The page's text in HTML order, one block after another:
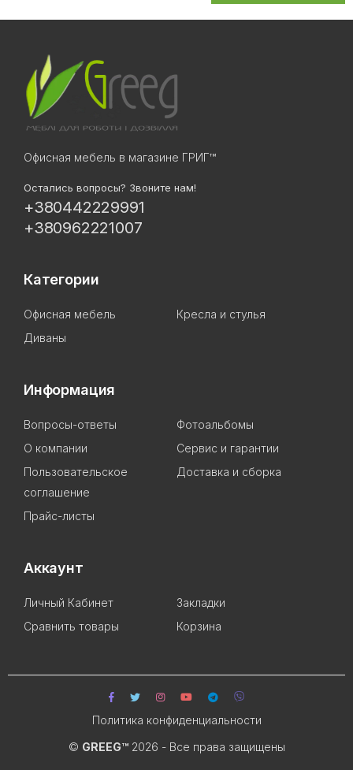
Офисная мебель в магазине ГРИГ™
Остались вопросы? Звоните нам!
+380442229991
+380962221007
Категории
Офисная мебель
Кресла и стулья
Диваны
Информация
Вопросы-ответы
Фотоальбомы
О компании
Сервис и гарантии
Пользовательское
соглашение
Доставка и сборка
Прайс-листы
Аккаунт
Личный Кабинет
Закладки
Сравнить товары
Корзина
© GREEG™2026 - Все права защищены
Политика конфиденциальности